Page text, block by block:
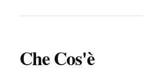
Che Cos'è